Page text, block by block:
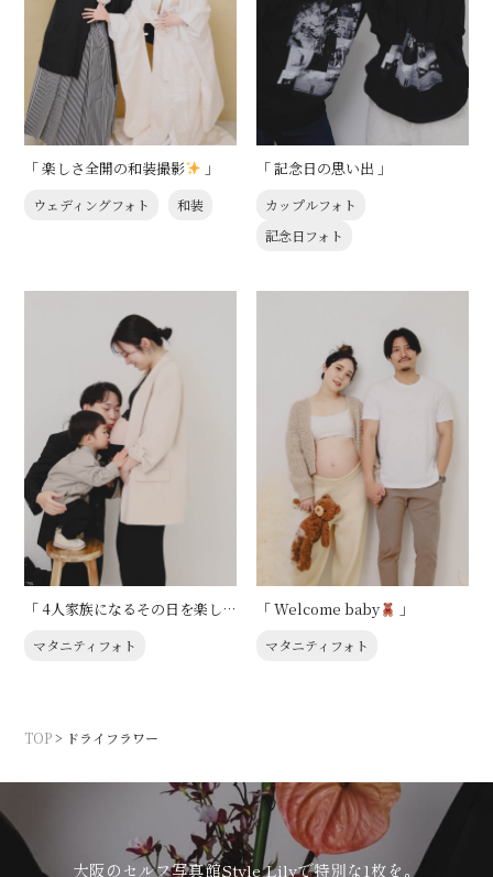
「 楽しさ全開の和装撮影 」
ウェディングフォト 和装
「 記念日の思い出 」
カップルフォト
記念日フォト
「 4人家族になるその日を楽し
マタニティフォト
「 Welcome baby 」
マタニティフォト
TOP> ドライフラワー
大阪のセルフ写真館Style Lilyで特別な1枚を。